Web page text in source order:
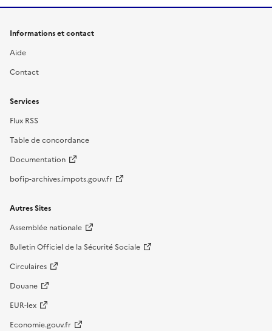
Informations et contact
Aide
Contact
Services
Flux RSS
Table de concordance
Documentation
bofip-archives.impots.gouv.fr
Autres Sites
Assemblée nationale
Bulletin Officiel de la Sécurité Sociale
Circulaires
Douane
EUR-lex
Economie.gouv.fr